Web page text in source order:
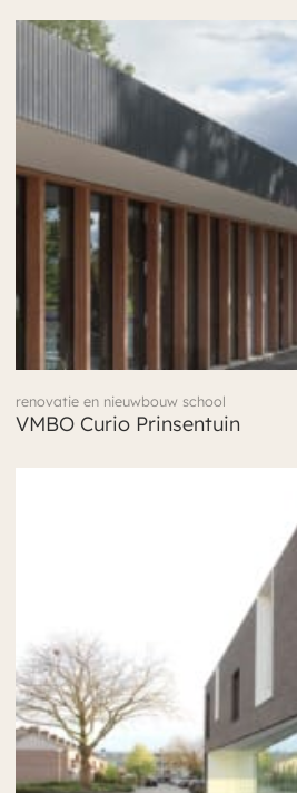
renovatie en nieuwbouw school
VMBO Curio Prinsentuin